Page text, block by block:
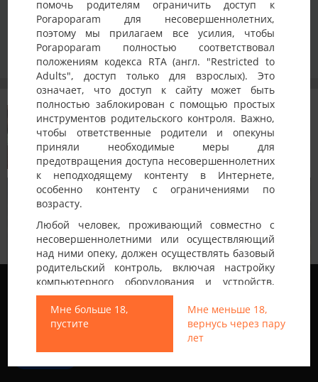
помочь родителям ограничить доступ к
Porapoparam для несовершеннолетних,
поэтому мы прилагаем все усилия, чтобы
Porapoparam полностью соответствовал
положениям кодекса RTA (англ. "Restricted to
Adults", доступ только для взрослых). Это
означает, что доступ к сайту может быть
полностью заблокирован с помощью простых
инструментов родительского контроля. Важно,
чтобы ответственные родители и опекуны
приняли необходимые меры для
предотвращения доступа несовершеннолетних
к неподходящему контенту в Интернете,
особенно контенту с ограничениями по
возрасту.
Любой человек, проживающий совместно с
несовершеннолетними или осуществляющий
над ними опеку, должен осуществлять базовый
родительский контроль, включая настройку
компьютерного оборудования и устройств,
установку программного обеспечения или
подключение услуг фильтрации от провайдера,
чтобы заблокировать доступ
несовершеннолетних к неподходящему
контенту.
Мне больше 18,
пустите
Мне меньше 18,
вернусь через пару
лет
Вам необходимоавторизоваться илиcоздать учетную
записьдля публикации на Доске участника.
КрасиваПара •Валенсия• 25-30 летновый
статус7 месяцев, 3 недели назад·
обновлено 3 месяца назад
Мы используем файлы cookie, чтобы обеспечить
наилучшее качество работы на нашем сайте.
Подробнее узнать о том, какие файлы cookie мы
используем, или отключить их можно в разделе
Настройки.